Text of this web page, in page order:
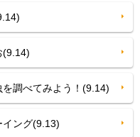
調べてみよう！(9.14)
ング(9.13)